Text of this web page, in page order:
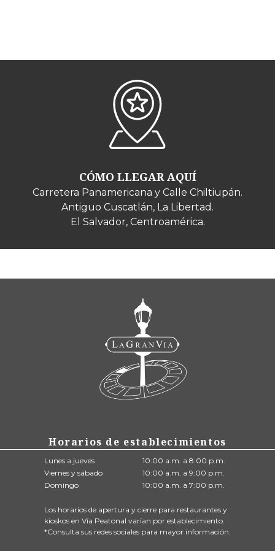
CÓMO LLEGAR AQUÍ
Carretera Panamericana y Calle Chiltiupán.
Antiguo Cuscatlán, La Libertad.
El Salvador, Centroamérica.
Horarios de establecimientos
Lunes a jueves
10:00 a.m. a 8:00 p.m.
Viernes y sábado
10:00 a.m. a 9:00 p.m.
Domingo
10:00 a.m. a 7:00 p.m.
Los horarios de apertura y cierre para restaurantes y
kioskos en Vía Peatonal varían por establecimiento.
*Consulta sus redes sociales para mayor información.